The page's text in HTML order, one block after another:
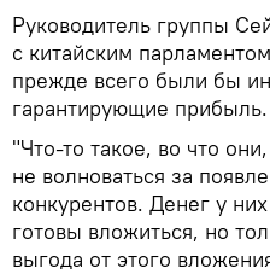
Руководитель группы
с китайским
прежде всего были бы
гарантирующие прибыль.
"Что-то такое, во что
не волноваться за
конкурентов. Денег у
готовы вложиться, но
выгода от этого